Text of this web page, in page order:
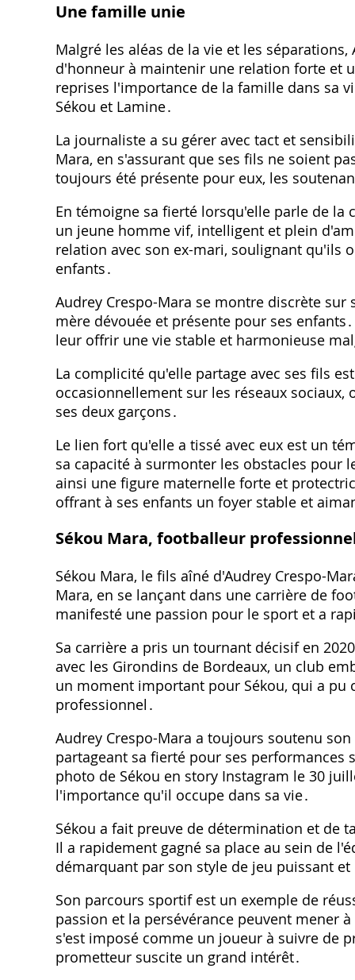
Une famille unie
Malgré les aléas de la vie et les
d'honneur à maintenir une relation forte et
reprises l'importance de la famille dans sa
Sékou et Lamine․
La journaliste a su gérer avec tact et
Mara, en s'assurant que ses fils ne soient
toujours été présente pour eux, les
En témoigne sa fierté lorsqu'elle parle de
un jeune homme vif, intelligent et plein
relation avec son ex-mari, soulignant qu'ils
enfants․
Audrey Crespo-Mara se montre discrète
mère dévouée et présente pour ses
leur offrir une vie stable et harmonieuse
La complicité qu'elle partage avec ses fils
occasionnellement sur les réseaux
ses deux garçons․
Le lien fort qu'elle a tissé avec eux est un
sa capacité à surmonter les obstacles pour
ainsi une figure maternelle forte et
offrant à ses enfants un foyer stable et
Sékou Mara, footballeur
Sékou Mara, le fils aîné d'Audrey Crespo-
Mara, en se lançant dans une carrière de
manifesté une passion pour le sport et a
Sa carrière a pris un tournant décisif en
avec les Girondins de Bordeaux, un club
un moment important pour Sékou, qui a pu
professionnel․
Audrey Crespo-Mara a toujours soutenu
partageant sa fierté pour ses performances
photo de Sékou en story Instagram le 30
l'importance qu'il occupe dans sa vie․
Sékou a fait preuve de détermination et de
Il a rapidement gagné sa place au sein de
démarquant par son style de jeu puissant
Son parcours sportif est un exemple de
passion et la persévérance peuvent mener
s'est imposé comme un joueur à suivre de
prometteur suscite un grand intérêt․